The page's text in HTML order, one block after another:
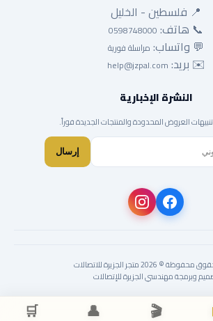
📍 فلسطين - الخليل
📞 هاتف: 0598748000
💬 واتساب: مراسلة فورية
✉️ بريد: help@jzpal.com
النشرة الإخبارية
العروض المحدودة والمنتجات الجديدة فوراً.
إرسال
© 2026 متجر الجزيرة للاتصالات
وبرمجة مهندسي الجزيرة للإتصالات
🎬
👤
🛒